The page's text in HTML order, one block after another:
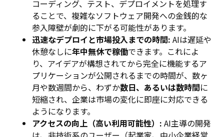
コーディング、テスト、デプロイメントを処理す
ることで、複雑なソフトウェア開発への金銭的な
参入障壁が劇的に下がる可能性があります。
迅速なデプロイと市場投入までの時間: AIは遅延や
休憩なしに年中無休で稼働できます。これによ
り、アイデアが構想されてから完全に機能するア
プリケーションが公開されるまでの時間が、数ヶ
月や数週間から、わずか数日、あるいは数時間に
短縮され、企業は市場の変化に即座に対応できる
ようになります。
アクセスの向上（高い利用可能性）: AI主導の開発